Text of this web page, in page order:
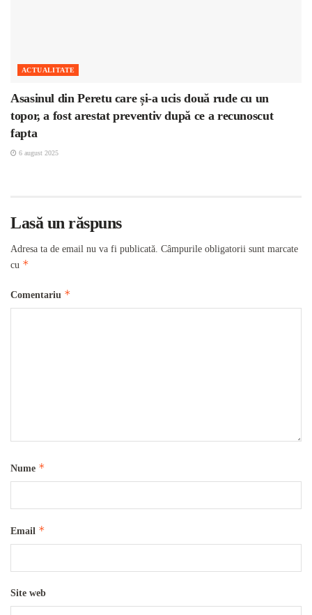
ACTUALITATE
Asasinul din Peretu care și-a ucis două rude cu un
topor, a fost arestat preventiv după ce a recunoscut
fapta
6 august 2025
Lasă un răspuns
Adresa ta de email nu va fi publicată. Câmpurile obligatorii sunt marcate
cu *
Comentariu *
Nume *
Email *
Site web